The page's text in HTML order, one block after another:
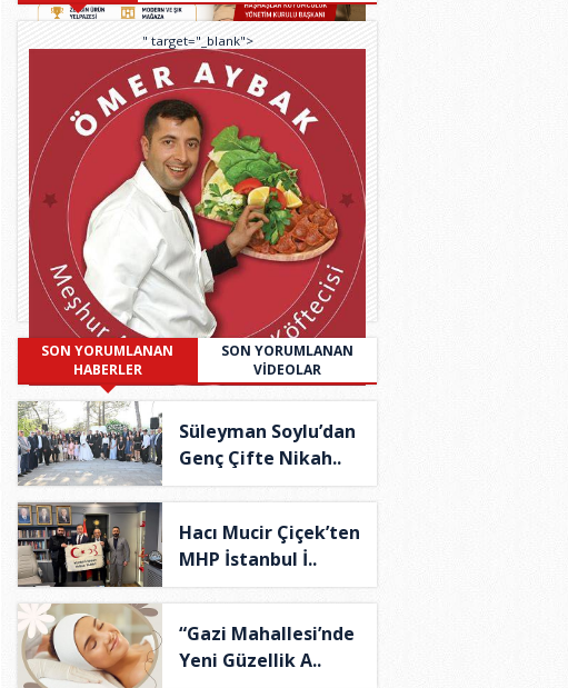
" target="_blank">
SON YORUMLANAN
HABERLER
SON YORUMLANAN
VİDEOLAR
Süleyman Soylu’dan
Genç Çifte Nikah..
Hacı Mucir Çiçek’ten
MHP İstanbul İ..
“Gazi Mahallesi’nde
Yeni Güzellik A..